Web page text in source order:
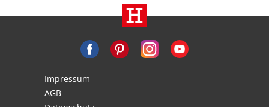
Impressum
AGB